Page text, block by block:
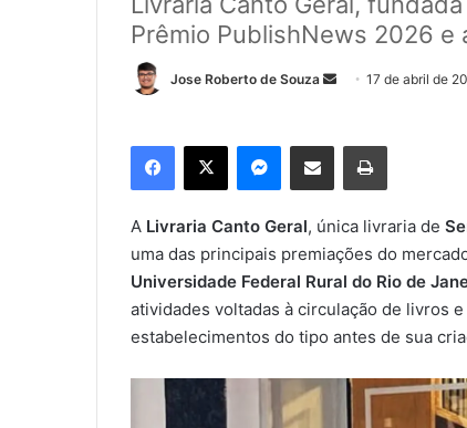
Prêmio PublishNews 2026
Jose Roberto de Souza
e
m
e
-
m
a
17 de abril de
A Livraria Canto Geral, única livraria de
uma das principais premiações do
Universidade Federal Rural do Rio de
atividades voltadas à circulação de livros
estabelecimentos do tipo antes de sua